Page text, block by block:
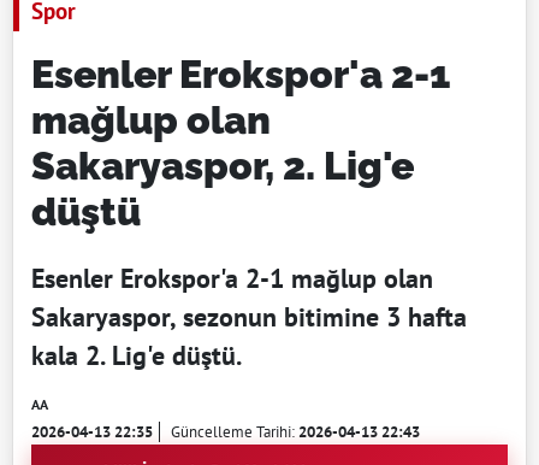
Spor
Esenler Erokspor'a 2-1
mağlup olan
Sakaryaspor, 2. Lig'e
düştü
Esenler Erokspor'a 2-1 mağlup olan
Sakaryaspor, sezonun bitimine 3 hafta
kala 2. Lig'e düştü.
AA
2026-04-13 22:35 Güncelleme Tarihi:2026-04-13 22:43